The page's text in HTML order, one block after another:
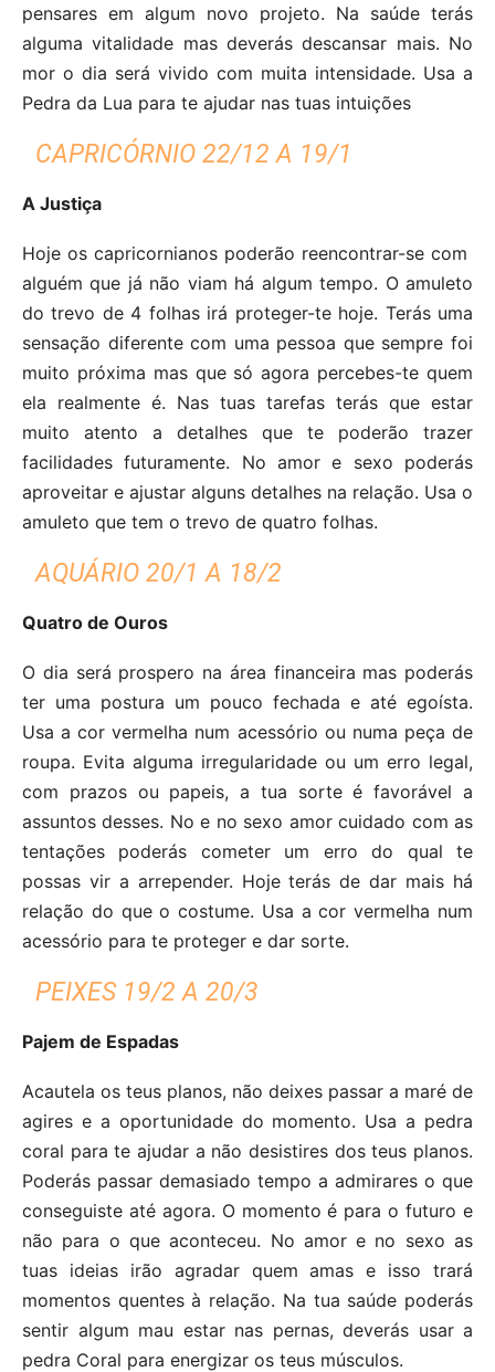
pensares em algum novo projeto. Na saúde terás
alguma vitalidade mas deverás descansar mais. No
mor o dia será vivido com muita intensidade. Usa a
Pedra da Lua para te ajudar nas tuas intuições
CAPRICÓRNIO 22/12 A 19/1
A Justiça
Hoje os capricornianos poderão reencontrar-se com
alguém que já não viam há algum tempo. O amuleto
do trevo de 4 folhas irá proteger-te hoje. Terás uma
sensação diferente com uma pessoa que sempre foi
muito próxima mas que só agora percebes-te quem
ela realmente é. Nas tuas tarefas terás que estar
muito atento a detalhes que te poderão trazer
facilidades futuramente. No amor e sexo poderás
aproveitar e ajustar alguns detalhes na relação. Usa o
amuleto que tem o trevo de quatro folhas.
AQUÁRIO 20/1 A 18/2
Quatro de Ouros
O dia será prospero na área financeira mas poderás
ter uma postura um pouco fechada e até egoísta.
Usa a cor vermelha num acessório ou numa peça de
roupa. Evita alguma irregularidade ou um erro legal,
com prazos ou papeis, a tua sorte é favorável a
assuntos desses. No e no sexo amor cuidado com as
tentações poderás cometer um erro do qual te
possas vir a arrepender. Hoje terás de dar mais há
relação do que o costume. Usa a cor vermelha num
acessório para te proteger e dar sorte.
PEIXES 19/2 A 20/3
Pajem de Espadas
Acautela os teus planos, não deixes passar a maré de
agires e a oportunidade do momento. Usa a pedra
coral para te ajudar a não desistires dos teus planos.
Poderás passar demasiado tempo a admirares o que
conseguiste até agora. O momento é para o futuro e
não para o que aconteceu. No amor e no sexo as
tuas ideias irão agradar quem amas e isso trará
momentos quentes à relação. Na tua saúde poderás
sentir algum mau estar nas pernas, deverás usar a
pedra Coral para energizar os teus músculos.